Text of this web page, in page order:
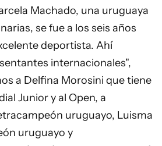
Machado, una uruguaya
se fue a los seis años
deportista. Ahí
internacionales",
a Delfina Morosini que tiene
Junior y al Open, a
uruguayo, Luisma
uruguayo y